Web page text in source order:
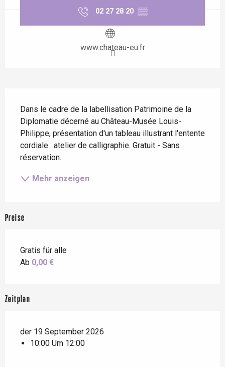
02 27 28 20 ▒▒
www.chateau-eu.fr
Dans le cadre de la labellisation Patrimoine de la
Diplomatie décerné au Château-Musée Louis-
Philippe, présentation d'un tableau illustrant l'entente
cordiale : atelier de calligraphie. Gratuit - Sans
réservation.
Mehr anzeigen
Preise
Gratis für alle
Ab 0,00 €
Zeitplan
der 19 September 2026
10:00 Um 12:00